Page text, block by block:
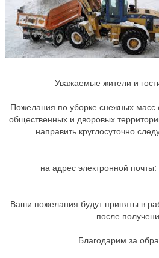
Уважаемые жители и
Пожелания по уборке снежных масс
общественных и дворовых
направить круглосуточно
на адрес электронной почты:
Ваши пожелания будут приняты в
после
Благодарим за